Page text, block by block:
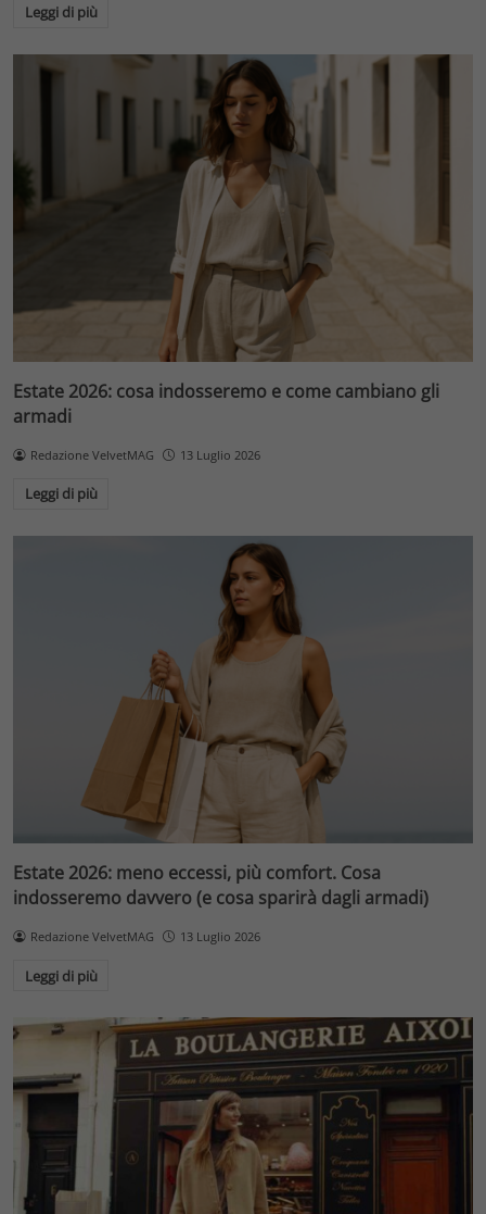
Leggi di più
Estate 2026: cosa indosseremo e come cambiano gli
armadi
Redazione VelvetMAG 13 Luglio 2026
Leggi di più
Estate 2026: meno eccessi, più comfort. Cosa
indosseremo davvero (e cosa sparirà dagli armadi)
Redazione VelvetMAG 13 Luglio 2026
Leggi di più